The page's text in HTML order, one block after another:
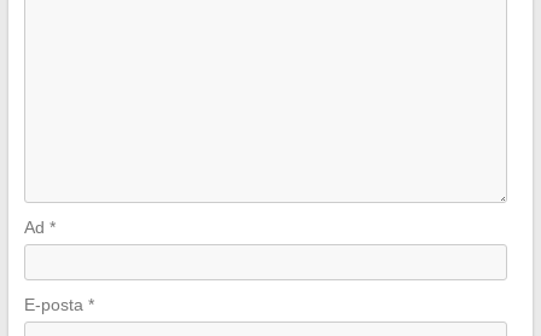
Ad *
E-posta *